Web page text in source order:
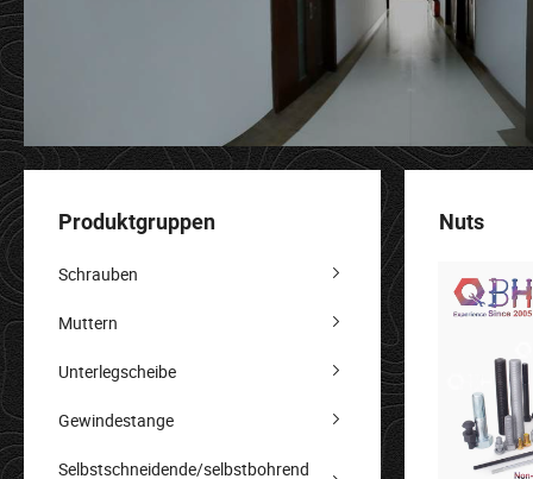
Nuts
Produktgruppen
Schrauben
Muttern
Unterlegscheibe
Gewindestange
Selbstschneidende/selbstbohrend